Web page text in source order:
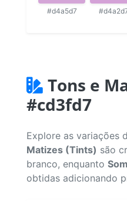
#d4a5d7
Tons e
#cd3fd7
Explore as variações
Matizes (Tints) são
branco, enquanto
obtidas adicionando